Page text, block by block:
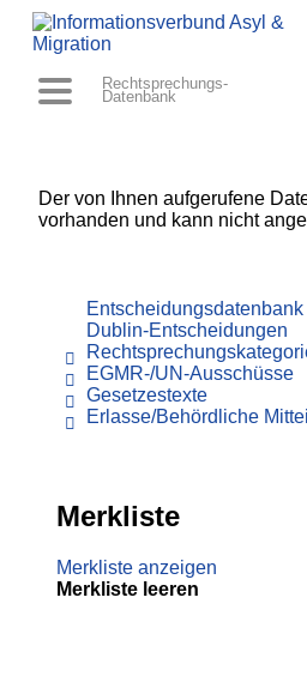
Rechtsprechungs-
Datenbank
Der von Ihnen aufgerufene
vorhanden und kann nicht
Entscheidungsdatenbank
Dublin-Entscheidungen
EGMR-/UN-Ausschüsse
Gesetzestexte
Erlasse/Behördliche
Merkliste
Merkliste anzeigen
Merkliste leeren